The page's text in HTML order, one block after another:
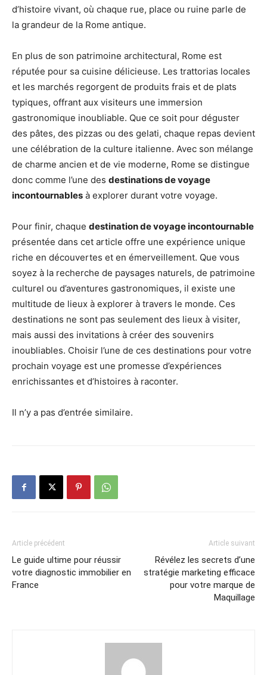
d’histoire vivant, où chaque rue, place ou ruine parle de
la grandeur de la Rome antique.
En plus de son patrimoine architectural, Rome est
réputée pour sa cuisine délicieuse. Les trattorias locales
et les marchés regorgent de produits frais et de plats
typiques, offrant aux visiteurs une immersion
gastronomique inoubliable. Que ce soit pour déguster
des pâtes, des pizzas ou des gelati, chaque repas devient
une célébration de la culture italienne. Avec son mélange
de charme ancien et de vie moderne, Rome se distingue
donc comme l’une des destinations de voyage
incontournables à explorer durant votre voyage.
Pour finir, chaque destination de voyage incontournable
présentée dans cet article offre une expérience unique
riche en découvertes et en émerveillement. Que vous
soyez à la recherche de paysages naturels, de patrimoine
culturel ou d’aventures gastronomiques, il existe une
multitude de lieux à explorer à travers le monde. Ces
destinations ne sont pas seulement des lieux à visiter,
mais aussi des invitations à créer des souvenirs
inoubliables. Choisir l’une de ces destinations pour votre
prochain voyage est une promesse d’expériences
enrichissantes et d’histoires à raconter.
Il n’y a pas d’entrée similaire.
Article précédent
Le guide ultime pour réussir
votre diagnostic immobilier en
France
Article suivant
Révélez les secrets d’une
stratégie marketing efficace
pour votre marque de
Maquillage